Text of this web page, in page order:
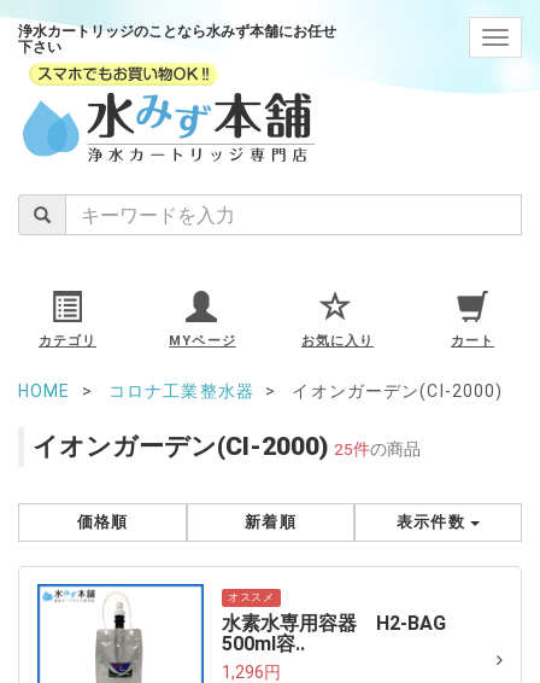
浄水カートリッジのことなら水みず本舗にお任せ
下さい
カテゴリ MYページ お気に入り カート
HOME コロナ工業整水器 イオンガーデン(CI-2000)
イオンガーデン(CI-2000) 25件の商品
価格順 新着順 表示件数
オススメ
水素水専用容器 H2-BAG
500ml容..
1,296円